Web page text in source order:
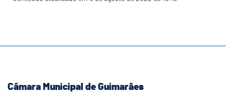
Câmara Municipal de Guimarães